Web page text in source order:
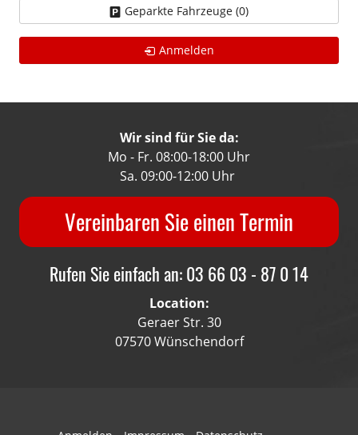
Geparkte Fahrzeuge (0)
Anmelden
Wir sind für Sie da:
Mo - Fr. 08:00-18:00 Uhr
Sa. 09:00-12:00 Uhr
Vereinbaren Sie einen Termin
Rufen Sie einfach an: 03 66 03 - 87 0 14
Location:
Geraer Str. 30
07570 Wünschendorf